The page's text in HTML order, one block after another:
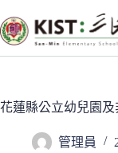
至
主
容
花蓮縣公立幼兒園
管理員